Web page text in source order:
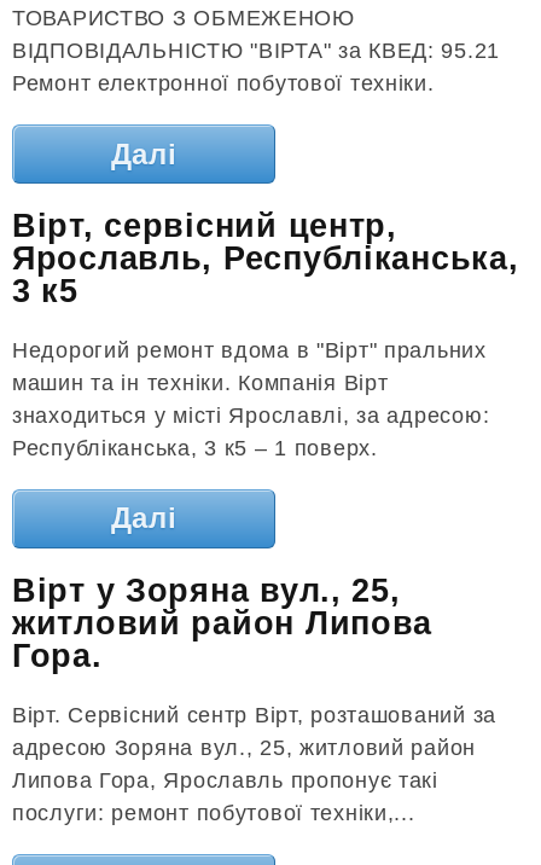
ТОВАРИСТВО З ОБМЕЖЕНОЮ
ВІДПОВІДАЛЬНІСТЮ "ВІРТА" за КВЕД: 95.21
Ремонт електронної побутової техніки.
Далі
Вірт, сервісний центр,
Ярославль, Республіканська,
3 к5
Недорогий ремонт вдома в "Вірт" пральних
машин та ін техніки. Компанія Вірт
знаходиться у місті Ярославлі, за адресою:
Республіканська, 3 к5 – 1 поверх.
Далі
Вірт у Зоряна вул., 25,
житловий район Липова
Гора.
Вірт. Сервісний сентр Вірт, розташований за
адресою Зоряна вул., 25, житловий район
Липова Гора, Ярославль пропонує такі
послуги: ремонт побутової техніки,...